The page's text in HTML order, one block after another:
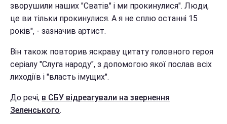
зворушили наших "Сватів" і ми прокинулися". Люди,
це ви тільки прокинулися. А я не сплю останні 15
років", - зазначив артист.
Він також повторив яскраву цитату головного героя
серіалу "Слуга народу", з допомогою якої послав всіх
лиходіїв і "власть імущих".
До речі, в СБУ відреагували на звернення
Зеленського.